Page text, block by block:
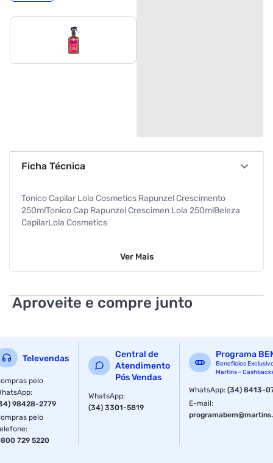
Ficha Técnica
Tonico Capilar Lola Cosmetics Rapunzel Crescimento
250mlTonico Cap Rapunzel Crescimen Lola 250mlBeleza
CapilarLola Cosmetics
Ver Mais
Aproveite e compre junto
Televendas
pelo
:
98428-2779
pelo
:
729 5220
Central de
Atendimento
Pós Vendas
WhatsApp:
(34) 3301-5819
Programa
Benefícios
Martins -
WhatsApp:(34) 8413-
E-mail: